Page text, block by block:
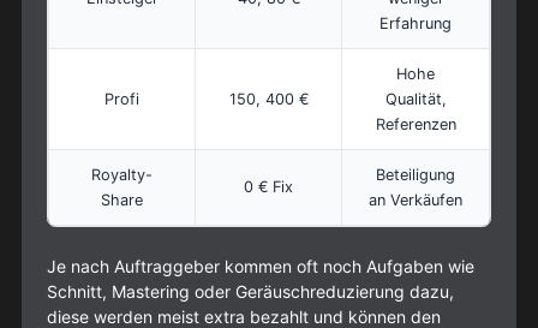
Erfahrung
Profi 150, 400 €
Hohe
Qualität,
Referenzen
Royalty-
Share
0 € Fix
Beteiligung
an Verkäufen
Je nach Auftraggeber kommen oft noch Aufgaben wie
Schnitt, Mastering oder Geräuschreduzierung dazu,
diese werden meist extra bezahlt und können den